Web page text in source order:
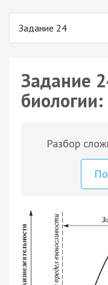
Задание 24
Задание
Разбор